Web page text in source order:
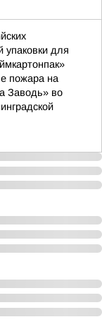
упаковки для
пожара на
Заводь» во